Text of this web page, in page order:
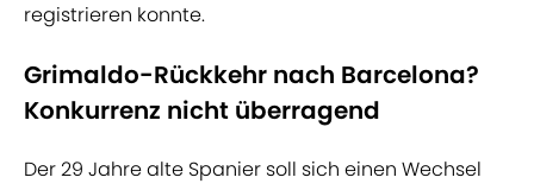
registrieren konnte.
Grimaldo-Rückkehr nach Barcelona?
Konkurrenz nicht überragend
Der 29 Jahre alte Spanier soll sich einen Wechsel